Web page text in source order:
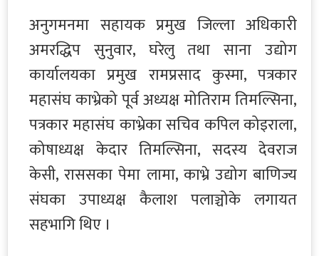
अनुगमनमा सहायक प्रमुख जिल्ला अधिकारी
अमरद्धिप सुनुवार, घरेलु तथा साना उद्योग
कार्यालयका प्रमुख रामप्रसाद कुस्मा, पत्रकार
महासंघ काभ्रेको पूर्व अध्यक्ष मोतिराम तिमल्सिना,
पत्रकार महासंघ काभ्रेका सचिव कपिल कोइराला,
कोषाध्यक्ष केदार तिमल्सिना, सदस्य देवराज
केसी, राससका पेमा लामा, काभ्रे उद्योग बाणिज्य
संघका उपाध्यक्ष कैलाश पलाञ्चोके लगायत
सहभागि थिए ।